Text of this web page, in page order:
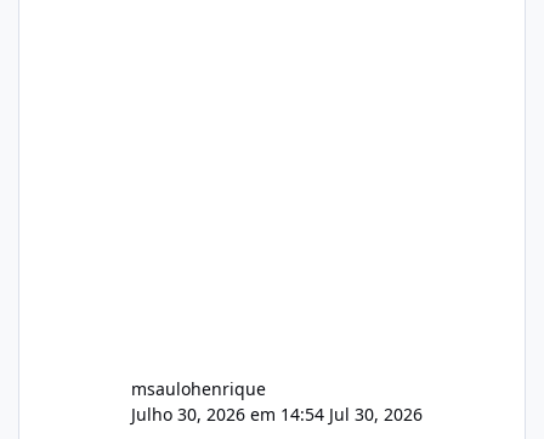
msaulohenrique
Julho 30, 2026 em 14:54 Jul 30, 2026